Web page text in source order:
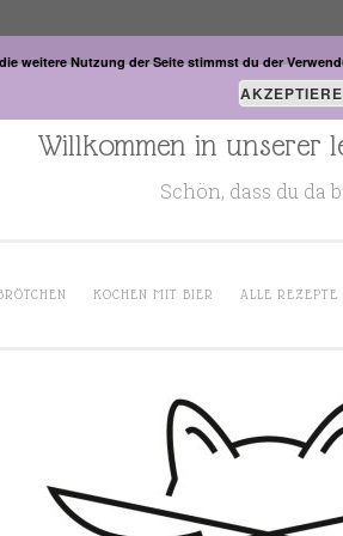
Willkommen in unserer
Schön, dass du da
KOCHEN MIT BIER ALLE REZEPTE
weitere Nutzung der Seite stimmst du der